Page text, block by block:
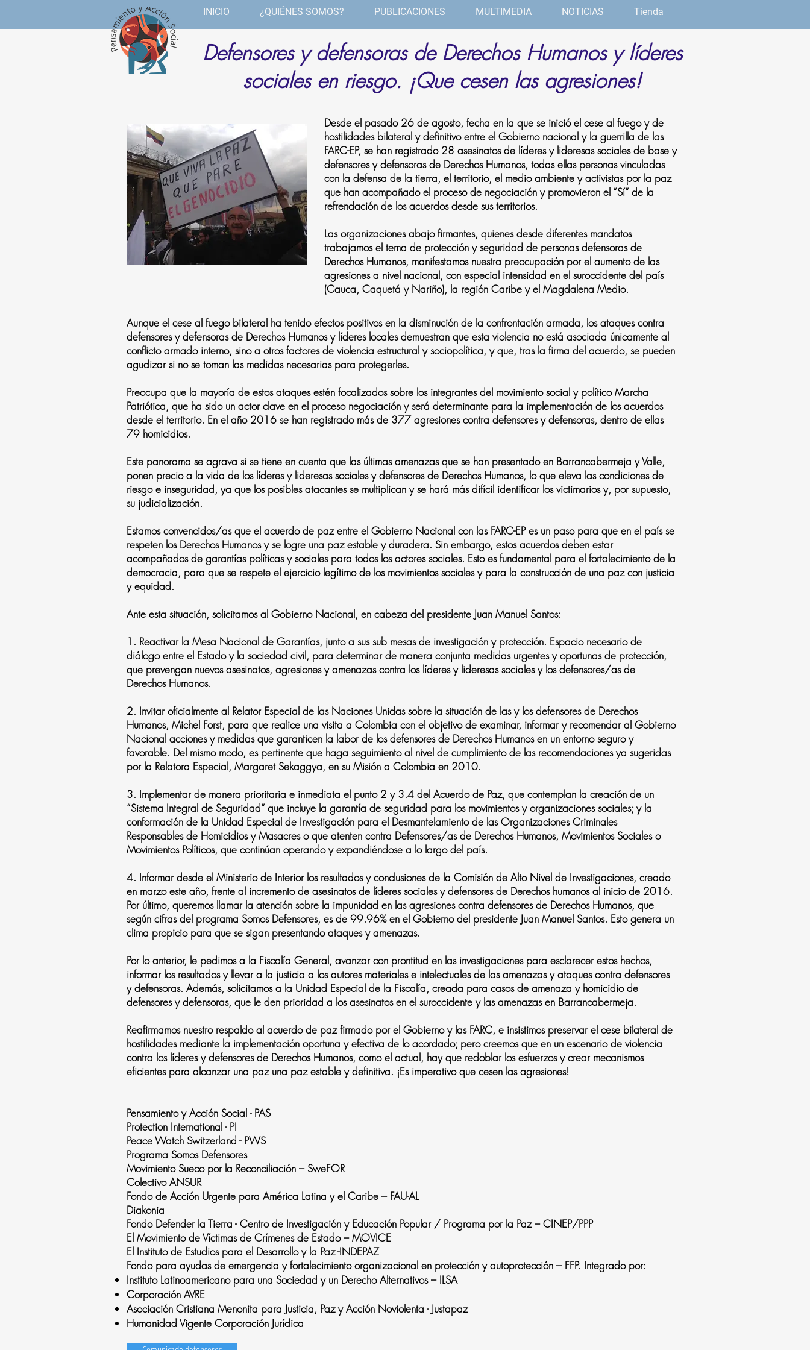
INICIO ¿QUIÉNES SOMOS? PUBLICACIONES MULTIMEDIA NOTICIAS Tienda
Defensores y defensoras de Derechos Humanos y líderes
sociales en riesgo. ¡Que cesen las agresiones!
Desde el pasado 26 de agosto, fecha en la que se inició el cese al fuego y de
hostilidades bilateral y definitivo entre el Gobierno nacional y la guerrilla de las
FARC-EP, se han registrado 28 asesinatos de líderes y lideresas sociales de base y
defensores y defensoras de Derechos Humanos, todas ellas personas vinculadas
con la defensa de la tierra, el territorio, el medio ambiente y activistas por la paz
que han acompañado el proceso de negociación y promovieron el “Sí” de la
refrendación de los acuerdos desde sus territorios.
Las organizaciones abajo firmantes, quienes desde diferentes mandatos
trabajamos el tema de protección y seguridad de personas defensoras de
Derechos Humanos, manifestamos nuestra preocupación por el aumento de las
agresiones a nivel nacional, con especial intensidad en el suroccidente del país
(Cauca, Caquetá y Nariño), la región Caribe y el Magdalena Medio.
Aunque el cese al fuego bilateral ha tenido efectos positivos en la disminución de la confrontación armada, los ataques contra
defensores y defensoras de Derechos Humanos y líderes locales demuestran que esta violencia no está asociada únicamente al
conflicto armado interno, sino a otros factores de violencia estructural y sociopolítica, y que, tras la firma del acuerdo, se pueden
agudizar si no se toman las medidas necesarias para protegerles.
Preocupa que la mayoría de estos ataques estén focalizados sobre los integrantes del movimiento social y político Marcha
Patriótica, que ha sido un actor clave en el proceso negociación y será determinante para la implementación de los acuerdos
desde el territorio. En el año 2016 se han registrado más de 377 agresiones contra defensores y defensoras, dentro de ellas
79 homicidios.
Este panorama se agrava si se tiene en cuenta que las últimas amenazas que se han presentado en Barrancabermeja y Valle,
ponen precio a la vida de los líderes y lideresas sociales y defensores de Derechos Humanos, lo que eleva las condiciones de
riesgo e inseguridad, ya que los posibles atacantes se multiplican y se hará más difícil identificar los victimarios y, por supuesto,
su judicialización.
Estamos convencidos/as que el acuerdo de paz entre el Gobierno Nacional con las FARC-EP es un paso para que en el país se
respeten los Derechos Humanos y se logre una paz estable y duradera. Sin embargo, estos acuerdos deben estar
acompañados de garantías políticas y sociales para todos los actores sociales. Esto es fundamental para el fortalecimiento de la
democracia, para que se respete el ejercicio legítimo de los movimientos sociales y para la construcción de una paz con justicia
y equidad.
Ante esta situación, solicitamos al Gobierno Nacional, en cabeza del presidente Juan Manuel Santos:
1. Reactivar la Mesa Nacional de Garantías, junto a sus sub mesas de investigación y protección. Espacio necesario de
diálogo entre el Estado y la sociedad civil, para determinar de manera conjunta medidas urgentes y oportunas de protección,
que prevengan nuevos asesinatos, agresiones y amenazas contra los líderes y lideresas sociales y los defensores/as de
Derechos Humanos.
2. Invitar oficialmente al Relator Especial de las Naciones Unidas sobre la situación de las y los defensores de Derechos
Humanos, Michel Forst, para que realice una visita a Colombia con el objetivo de examinar, informar y recomendar al Gobierno
Nacional acciones y medidas que garanticen la labor de los defensores de Derechos Humanos en un entorno seguro y
favorable. Del mismo modo, es pertinente que haga seguimiento al nivel de cumplimiento de las recomendaciones ya sugeridas
por la Relatora Especial, Margaret Sekaggya, en su Misión a Colombia en 2010.
3. Implementar de manera prioritaria e inmediata el punto 2 y 3.4 del Acuerdo de Paz, que contemplan la creación de un
“Sistema Integral de Seguridad” que incluye la garantía de seguridad para los movimientos y organizaciones sociales; y la
conformación de la Unidad Especial de Investigación para el Desmantelamiento de las Organizaciones Criminales
Responsables de Homicidios y Masacres o que atenten contra Defensores/as de Derechos Humanos, Movimientos Sociales o
Movimientos Políticos, que continúan operando y expandiéndose a lo largo del país.
4. Informar desde el Ministerio de Interior los resultados y conclusiones de la Comisión de Alto Nivel de Investigaciones, creado
en marzo este año, frente al incremento de asesinatos de líderes sociales y defensores de Derechos humanos al inicio de 2016.
Por último, queremos llamar la atención sobre la impunidad en las agresiones contra defensores de Derechos Humanos, que
según cifras del programa Somos Defensores, es de 99.96% en el Gobierno del presidente Juan Manuel Santos. Esto genera un
clima propicio para que se sigan presentando ataques y amenazas.
Por lo anterior, le pedimos a la Fiscalía General, avanzar con prontitud en las investigaciones para esclarecer estos hechos,
informar los resultados y llevar a la justicia a los autores materiales e intelectuales de las amenazas y ataques contra defensores
y defensoras. Además, solicitamos a la Unidad Especial de la Fiscalía, creada para casos de amenaza y homicidio de
defensores y defensoras, que le den prioridad a los asesinatos en el suroccidente y las amenazas en Barrancabermeja.
Reafirmamos nuestro respaldo al acuerdo de paz firmado por el Gobierno y las FARC, e insistimos preservar el cese bilateral de
hostilidades mediante la implementación oportuna y efectiva de lo acordado; pero creemos que en un escenario de violencia
contra los líderes y defensores de Derechos Humanos, como el actual, hay que redoblar los esfuerzos y crear mecanismos
eficientes para alcanzar una paz una paz estable y definitiva. ¡Es imperativo que cesen las agresiones!
Pensamiento y Acción Social - PAS
Protection International - PI
Peace Watch Switzerland - PWS
Programa Somos Defensores
Movimiento Sueco por la Reconciliación – SweFOR
Colectivo ANSUR
Fondo de Acción Urgente para América Latina y el Caribe – FAU-AL
Diakonia
Fondo Defender la Tierra - Centro de Investigación y Educación Popular / Programa por la Paz – CINEP/PPP
El Movimiento de Víctimas de Crímenes de Estado – MOVICE
El Instituto de Estudios para el Desarrollo y la Paz -INDEPAZ
Fondo para ayudas de emergencia y fortalecimiento organizacional en protección y autoprotección – FFP. Integrado por:
Instituto Latinoamericano para una Sociedad y un Derecho Alternativos – ILSA
Corporación AVRE
Asociación Cristiana Menonita para Justicia, Paz y Acción Noviolenta - Justapaz
Humanidad Vigente Corporación Jurídica